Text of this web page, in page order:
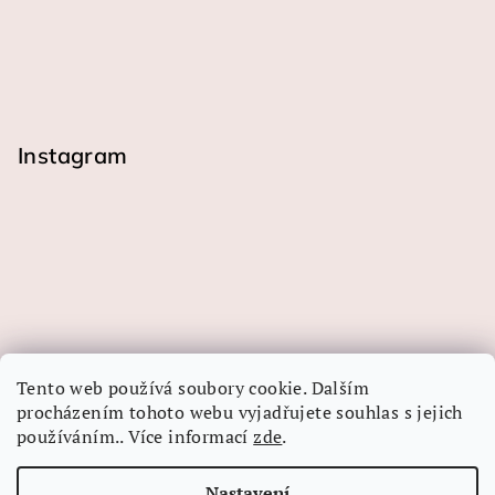
Tento web používá soubory cookie. Dalším
procházením tohoto webu vyjadřujete souhlas s jejich
používáním.. Více informacízde.
Instagram
Sledovat na Instagramu